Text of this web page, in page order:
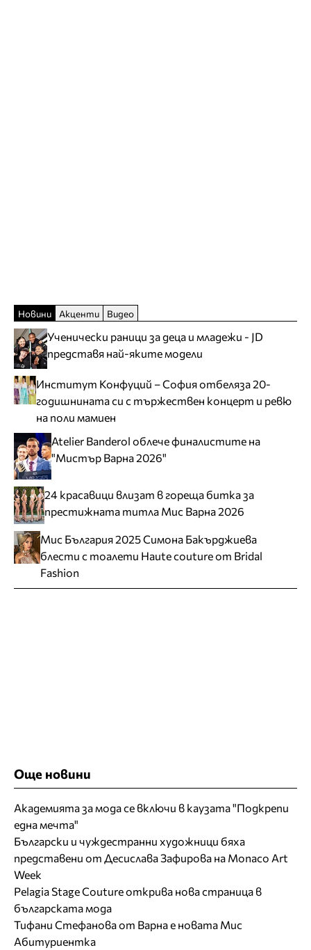
Новини Акценти Видео
Ученически раници за деца и младежи - JD
представя най-яките модели
Институт Конфуций – София отбеляза 20-
годишнината си с тържествен концерт и ревю
на поли мамиен
Atelier Banderol облече финалистите на
"Мистър Варна 2026"
24 красавици влизат в гореща битка за
престижната титла Мис Варна 2026
Мис България 2025 Симона Бакърджиева
блести с тоалети Haute couture от Bridal
Fashion
Още новини
Академията за мода се включи в каузата "Подкрепи
една мечта"
Български и чуждестранни художници бяха
представени от Десислава Зафирова на Monaco Art
Week
Pelagia Stage Couture открива нова страница в
българската мода
Тифани Стефанова от Варна е новата Мис
Абитуриентка